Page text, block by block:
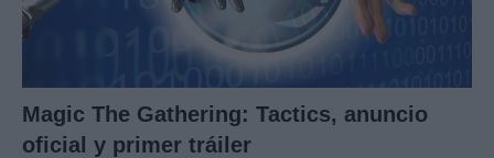
Magic The Gathering: Tactics, anuncio
oficial y primer tráiler